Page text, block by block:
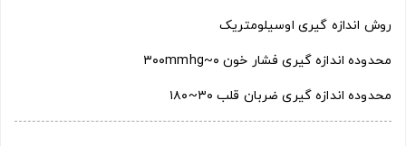
روش اندازه گیری اوسیلومتریک
محدوده اندازه گیری فشار خون ۰~۳۰۰mmhg
محدوده اندازه گیری ضربان قلب ۳۰~۱۸۰